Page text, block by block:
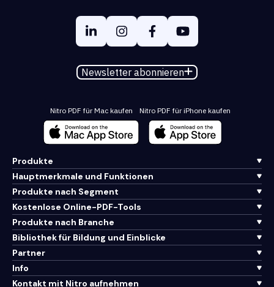
Newsletter abonnieren
Nitro PDF für Mac kaufen Nitro PDF für iPhone kaufen
Produkte
Hauptmerkmale und Funktionen
Produkte nach Segment
Kostenlose Online-PDF-Tools
Produkte nach Branche
Bibliothek für Bildung und Einblicke
Partner
Info
Kontakt mit Nitro aufnehmen